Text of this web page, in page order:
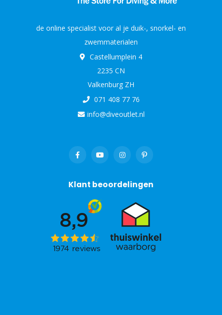
de online specialist voor al je duik-, snorkel- en
zwemmaterialen
Castellumplein 4
2235 CN
Valkenburg ZH
071 408 77 76
info@diveoutlet.nl
Klant beoordelingen